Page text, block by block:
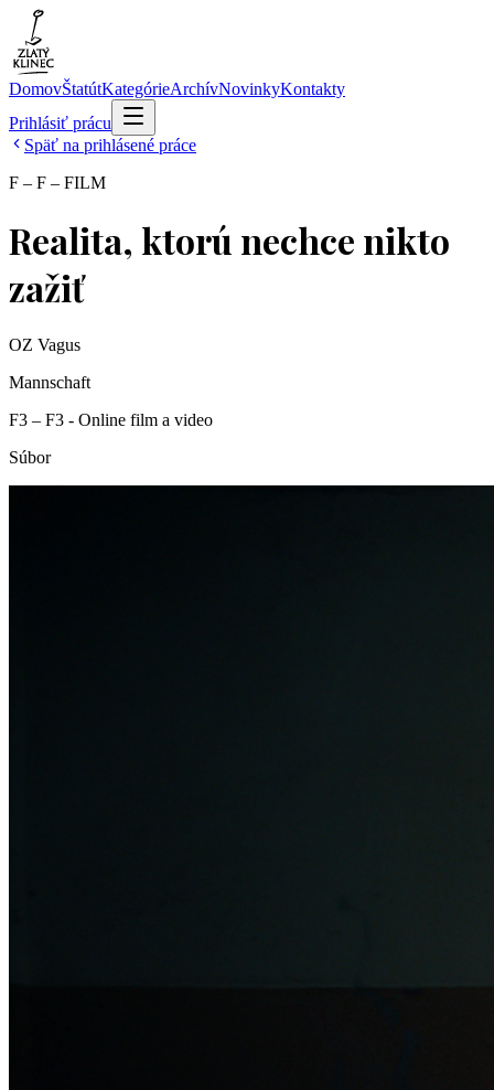
DomovŠtatútKategórieArchívNovinkyKontakty
Prihlásiť prácu
Späť na prihlásené práce
F – F – FILM
Realita, ktorú nechce nikto
zažiť
OZ Vagus
Mannschaft
F3 – F3 - Online film a video
Súbor